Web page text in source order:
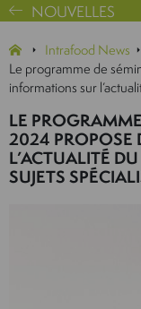
NOUVELLES
Intrafood News
Le programme de
informations sur
LE
2024 PROPOSE
L’ACTUALITÉ
SUJETS